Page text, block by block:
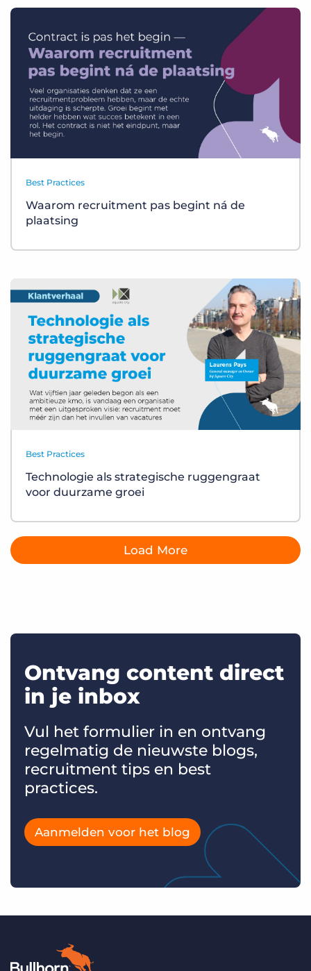
Best Practices
Waarom recruitment pas begint ná de
plaatsing
Best Practices
Technologie als strategische ruggengraat
voor duurzame groei
Load More
Ontvang content direct
in je inbox
Vul het formulier in en ontvang
regelmatig de nieuwste blogs,
recruitment tips en best
practices.
Aanmelden voor het blog